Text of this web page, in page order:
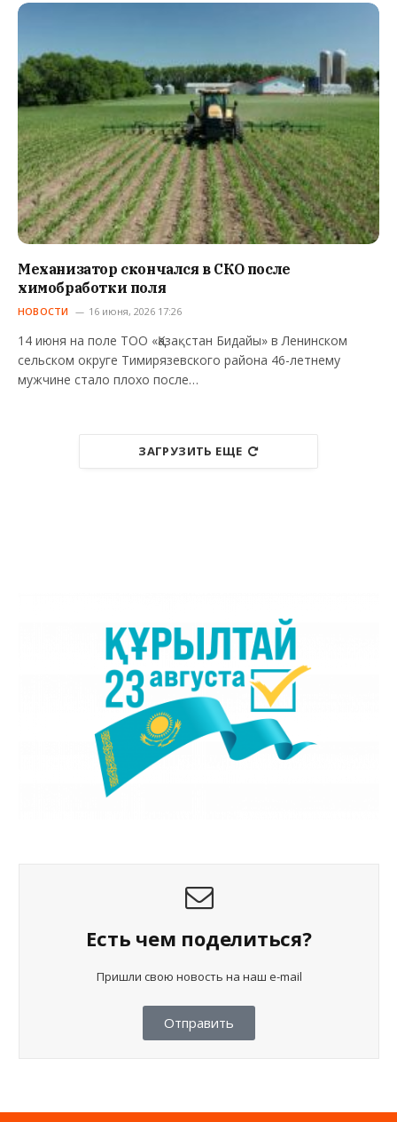
Механизатор скончался в СКО после
химобработки поля
НОВОСТИ 16 июня, 2026 17:26
14 июня на поле ТОО «Қазақстан Бидайы» в Ленинском
сельском округе Тимирязевского района 46-летнему
мужчине стало плохо после…
ЗАГРУЗИТЬ ЕЩЕ
Есть чем поделиться?
Пришли свою новость на наш e-mail
Отправить